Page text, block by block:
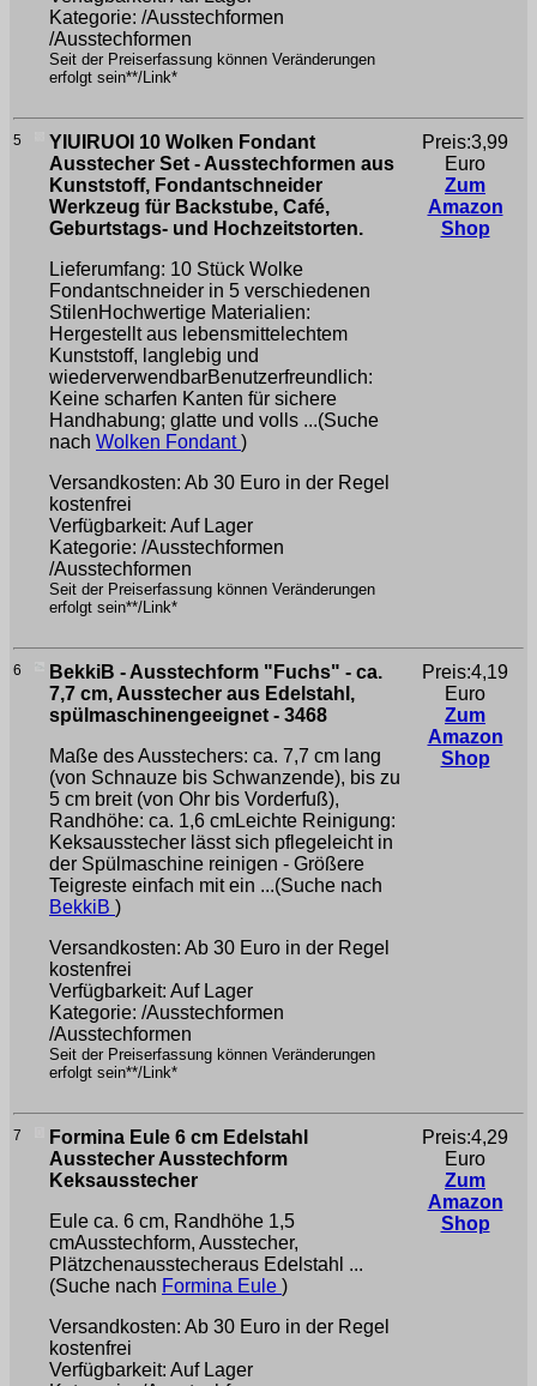
Kategorie: /Ausstechformen
/Ausstechformen
Seit der Preiserfassung können Veränderungen
erfolgt sein**/Link*
5
YIUIRUOI 10 Wolken Fondant
Ausstecher Set - Ausstechformen aus
Kunststoff, Fondantschneider
Werkzeug für Backstube, Café,
Geburtstags- und Hochzeitstorten.
Lieferumfang: 10 Stück Wolke
Fondantschneider in 5 verschiedenen
StilenHochwertige Materialien:
Hergestellt aus lebensmittelechtem
Kunststoff, langlebig und
wiederverwendbarBenutzerfreundlich:
Keine scharfen Kanten für sichere
Handhabung; glatte und volls ...(Suche
nach Wolken Fondant)
Versandkosten: Ab 30 Euro in der Regel
kostenfrei
Verfügbarkeit: Auf Lager
Kategorie: /Ausstechformen
/Ausstechformen
Seit der Preiserfassung können Veränderungen
erfolgt sein**/Link*
Preis:3,99
Euro
Zum
Amazon
Shop
6
BekkiB - Ausstechform "Fuchs" - ca.
7,7 cm, Ausstecher aus Edelstahl,
spülmaschinengeeignet - 3468
Maße des Ausstechers: ca. 7,7 cm lang
(von Schnauze bis Schwanzende), bis zu
5 cm breit (von Ohr bis Vorderfuß),
Randhöhe: ca. 1,6 cmLeichte Reinigung:
Keksausstecher lässt sich pflegeleicht in
der Spülmaschine reinigen - Größere
Teigreste einfach mit ein ...(Suche nach
BekkiB )
Versandkosten: Ab 30 Euro in der Regel
kostenfrei
Verfügbarkeit: Auf Lager
Kategorie: /Ausstechformen
/Ausstechformen
Seit der Preiserfassung können Veränderungen
erfolgt sein**/Link*
Preis:4,19
Euro
Zum
Amazon
Shop
7
Formina Eule 6 cm Edelstahl
Ausstecher Ausstechform
Keksausstecher
Eule ca. 6 cm, Randhöhe 1,5
cmAusstechform, Ausstecher,
Plätzchenausstecheraus Edelstahl ...
(Suche nach Formina Eule )
Versandkosten: Ab 30 Euro in der Regel
kostenfrei
Verfügbarkeit: Auf Lager
Preis:4,29
Euro
Zum
Amazon
Shop